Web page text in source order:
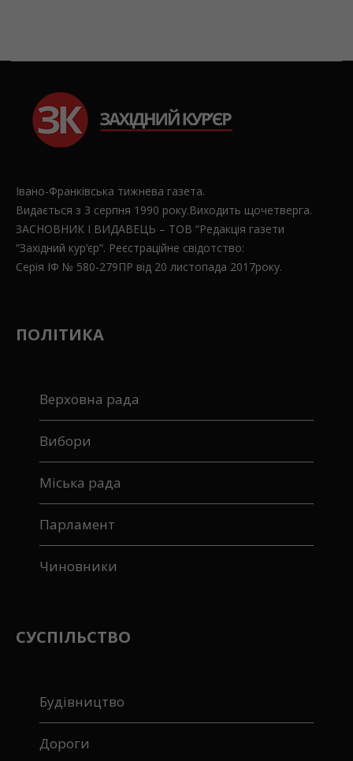
Івано-Франківська тижнева газета.
Видається з 3 серпня 1990 року.Виходить щочетверга.
ЗАСНОВНИК І ВИДАВЕЦЬ – ТОВ “Редакція газети
“Західний кур’єр”. Реєстраційне свідотство:
Серія ІФ № 580-279ПР від 20 листопада 2017року.
ПОЛІТИКА
Верховна рада
Вибори
Міська рада
Парламент
Чиновники
СУСПІЛЬСТВО
Будівництво
Дороги